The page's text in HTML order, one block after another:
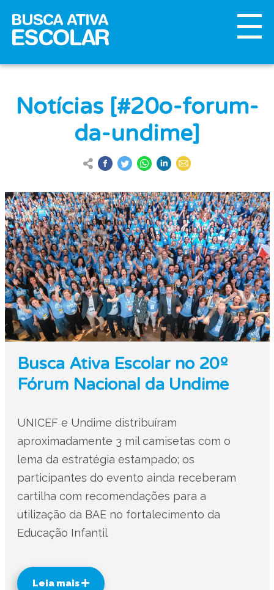
Notícias [#20o-forum-
da-undime]
Busca Ativa Escolar no 20º
Fórum Nacional da Undime
UNICEF e Undime distribuíram
aproximadamente 3 mil camisetas com o
lema da estratégia estampado; os
participantes do evento ainda receberam
cartilha com recomendações para a
utilização da BAE no fortalecimento da
Educação Infantil
Leia mais